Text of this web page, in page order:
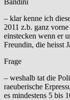
– klar kenne ich
2011 z.b. ganz
einstecken wenn er
Freundin, die heisst
Frage
– weshalb tat die
raeuberische
es mindestens 5 bis